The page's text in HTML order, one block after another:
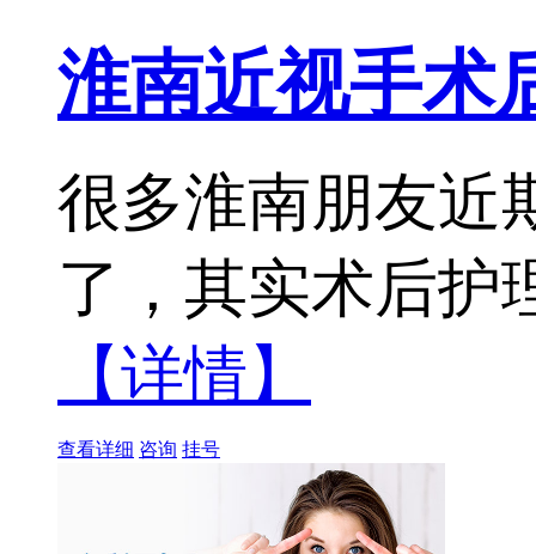
淮南近视手术
很多淮南朋友近
了，其实术后护
【详情】
查看详细 咨询 挂号